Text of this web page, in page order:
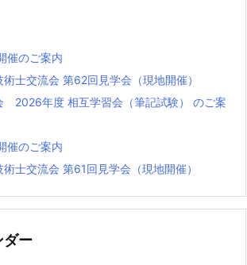
のご案内
術士交流会 第62回見学会（現地開催）
2026年度 相互学習会（筆記試験） のご案
のご案内
術⼠交流会 第61回⾒学会（現地開催）
ダー